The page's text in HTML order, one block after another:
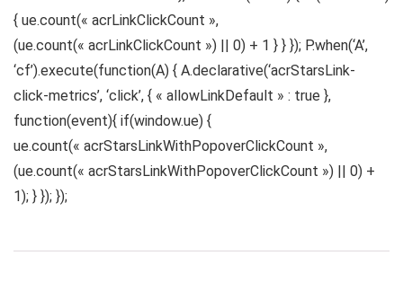
{ ue.count(« acrLinkClickCount »,
(ue.count(« acrLinkClickCount ») || 0) + 1 } } }); P.when(‘A’,
‘cf’).execute(function(A) { A.declarative(‘acrStarsLink-
click-metrics’, ‘click’, { « allowLinkDefault » : true },
function(event){ if(window.ue) {
ue.count(« acrStarsLinkWithPopoverClickCount »,
(ue.count(« acrStarsLinkWithPopoverClickCount ») || 0) +
1); } }); });